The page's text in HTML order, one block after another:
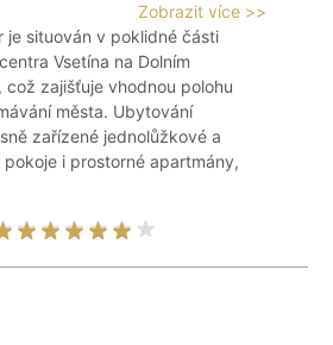
Zobrazit více >>
je situován v poklidné části
Vsetína na Dolním
což zajišťuje vhodnou polohu
města. Ubytování
zařízené jednolůžkové a
i prostorné apartmány,